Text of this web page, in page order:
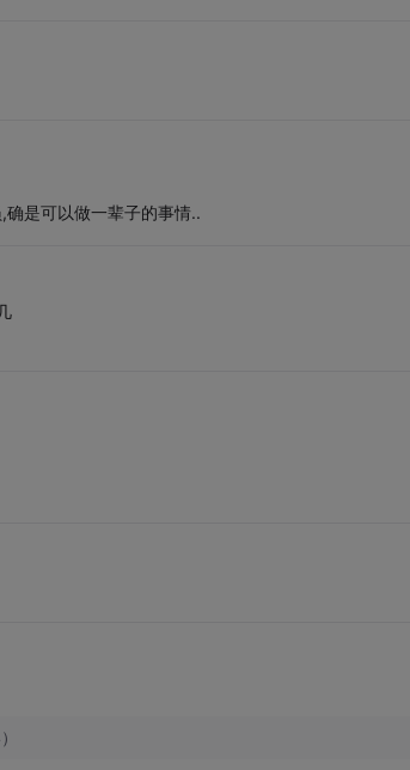
是可以做一辈子的事情..